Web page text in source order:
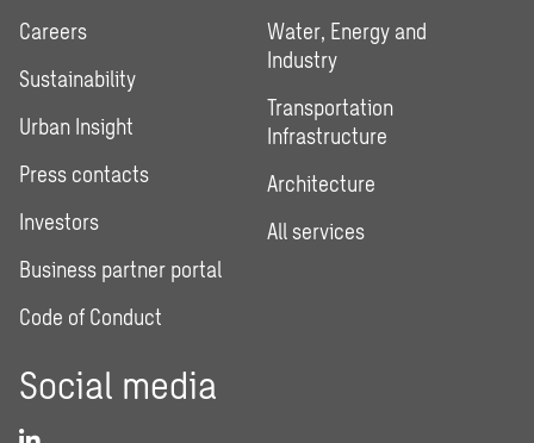
Careers
Sustainability
Urban Insight
Press contacts
Investors
Business partner portal
Code of Conduct
Water, Energy and
Industry
Transportation
Infrastructure
Architecture
All services
Social media